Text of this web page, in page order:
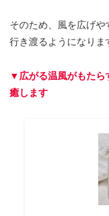
そのため、風を広げや
行き渡るようになりま
▼広がる温風がもたら
癒します